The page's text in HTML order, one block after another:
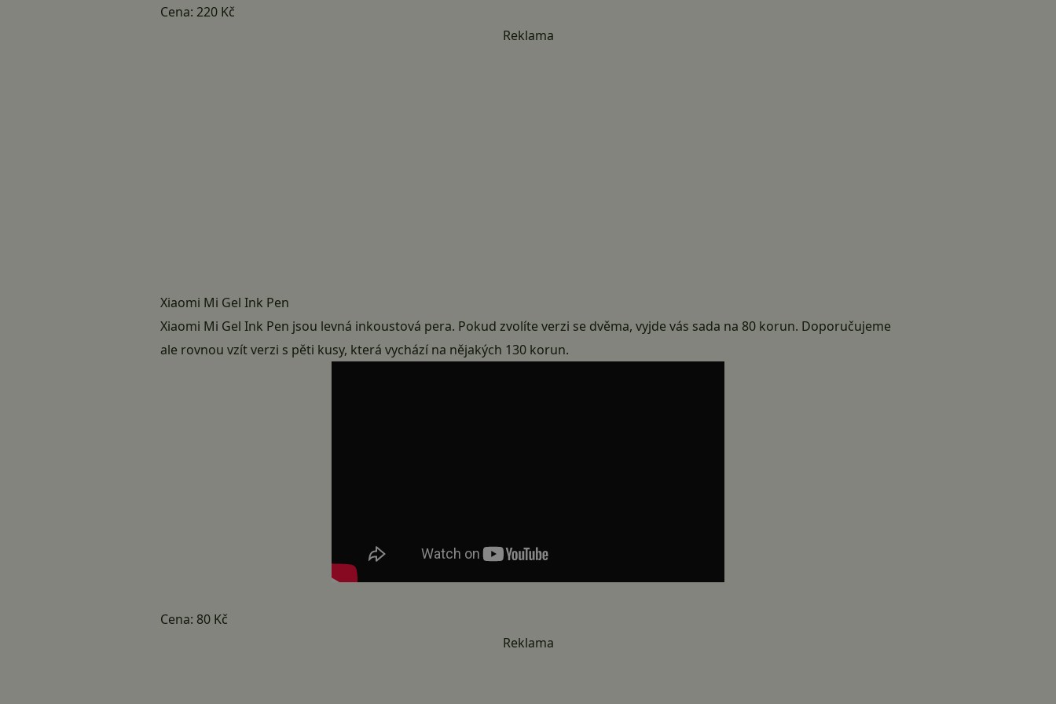
Cena: 220 Kč
Reklama
Xiaomi Mi Gel Ink Pen
Xiaomi Mi Gel Ink Pen jsou levná inkoustová pera. Pokud zvolíte verzi se dvěma, vyjde vás sada na 80 korun. Doporučujeme
ale rovnou vzít verzi s pěti kusy, která vychází na nějakých 130 korun.
Cena: 80 Kč
Reklama